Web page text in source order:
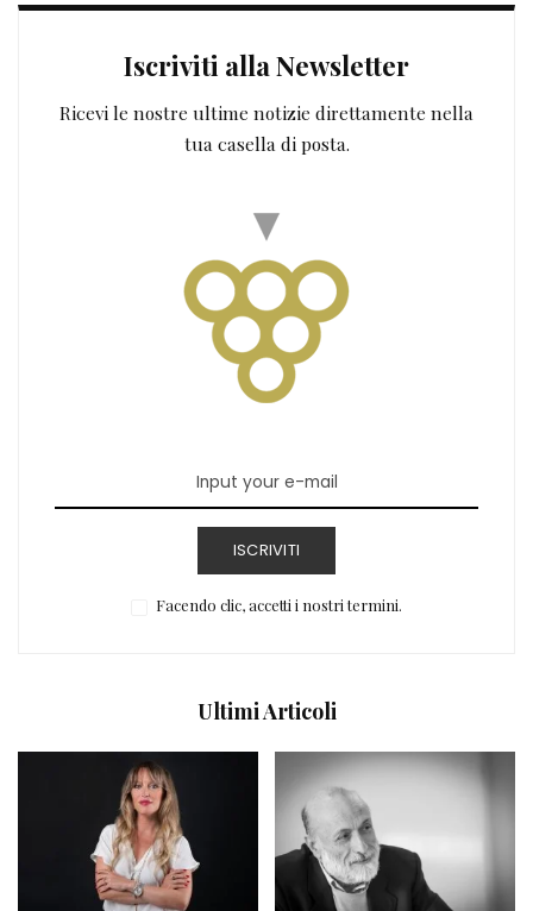
Iscriviti alla Newsletter
Ricevi le nostre ultime notizie direttamente nella
tua casella di posta.
ISCRIVITI
Facendo clic, accetti i nostri termini.
Ultimi Articoli